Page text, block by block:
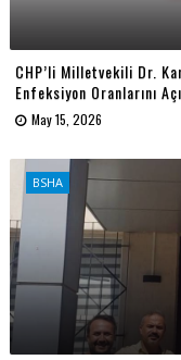
CHP’li Milletvekili Dr.
Enfeksiyon Oranlarını
May 15, 2026
BSHA